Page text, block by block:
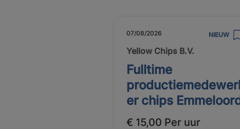
07/08/2026 NIEUW
Yellow Chips B.V.
Fulltime
er chips
€ 15,00 Per uur